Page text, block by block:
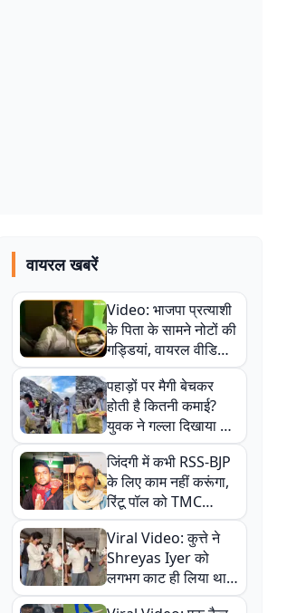
वायरल खबरें
Video: भाजपा प्रत्याशी
के पिता के सामने नोटों की
गड्डियां, वायरल वीडियो
से राजनीति में उबाल,
अजित महतो बोले- TMC
की गंदी चाल
पहाड़ों पर मैगी बेचकर
होती है कितनी कमाई?
युवक ने गल्ला दिखाया तो
नौकरी वालों के खड़े हो गए
कान
जिंदगी में कभी RSS-BJP
के लिए काम नहीं करूंगा,
रिंटू पॉल को TMC
ऑफिस में ले जाकर पीटा,
Video वायरल
Viral Video: कुत्ते ने
Shreyas Iyer को
लगभग काट ही लिया था,
न्यूजीलैंड सीरीज से पहले